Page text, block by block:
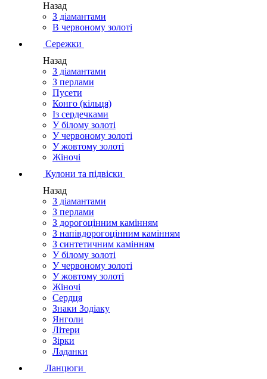
Назад
З діамантами
В червоному золоті
Сережки
Назад
З діамантами
З перлами
Пусети
Конго (кільця)
Із сердечками
У білому золоті
У червоному золоті
У жовтому золоті
Жіночі
Кулони та підвіски
Назад
З діамантами
З перлами
З дорогоцінним камінням
З напівдорогоцінним камінням
З синтетичним камінням
У білому золоті
У червоному золоті
У жовтому золоті
Жіночі
Сердця
Знаки Зодіаку
Янголи
Літери
Зірки
Ладанки
Ланцюги